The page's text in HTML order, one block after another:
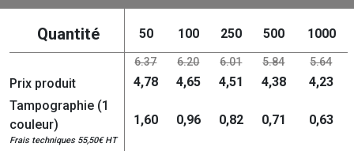
Quantité 50 100 250 500 1000
6.37 6.20 6.01 5.84 5.64
Prix produit 4,78 4,65 4,51 4,38
4,23
Tampographie (1
couleur)
Frais techniques 55,50€ HT
1,60 0,96 0,82 0,71 0,63